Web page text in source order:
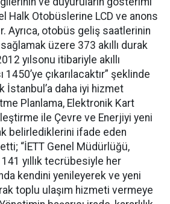
Halk Otobüslerine LCD ve anons
Ayrıca, otobüs geliş saatlerinin
üzere 373 akıllı durak
yılsonu itibariyle akıllı
1450’ye çıkarılacaktır” şeklinde
İstanbul’a daha iyi hizmet
Planlama, Elektronik Kart
ile Çevre ve Enerjiyi yeni
belirlediklerini ifade eden
“İETT Genel Müdürlüğü,
yıllık tecrübesiyle her
kendini yenileyerek ve yeni
toplu ulaşım hizmeti vermeye